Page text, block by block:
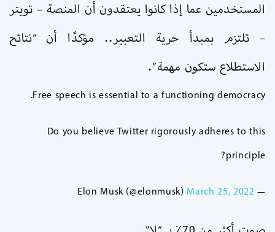
المستخدمين عما إذا كانوا يعتقدون أن المنصة – تويتر
– تلتزم بمبدأ حرية التعبير.. مؤكدًا أن “نتائح
الاستطلاع ستكون مهمة”.
Free speech is essential to a functioning democracy.
Do you believe Twitter rigorously adheres to this
principle?
— Elon Musk (@elonmusk)
March 25, 2022